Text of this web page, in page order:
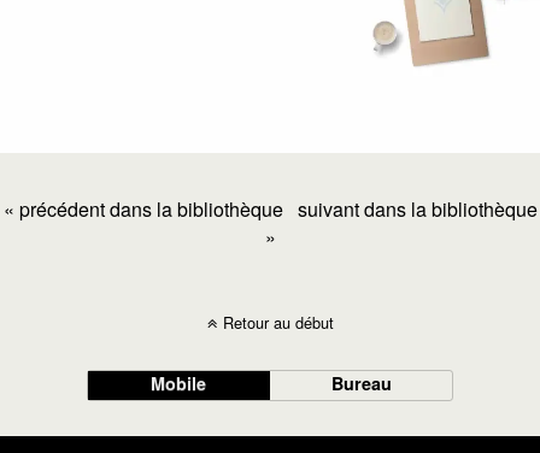
« précédent dans la bibliothèque suivant dans la bibliothèque
»
Retour au début
Mobile Bureau